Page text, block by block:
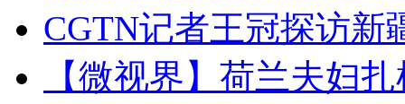
CGTN记者王冠探访新
【微视界】荷兰夫妇